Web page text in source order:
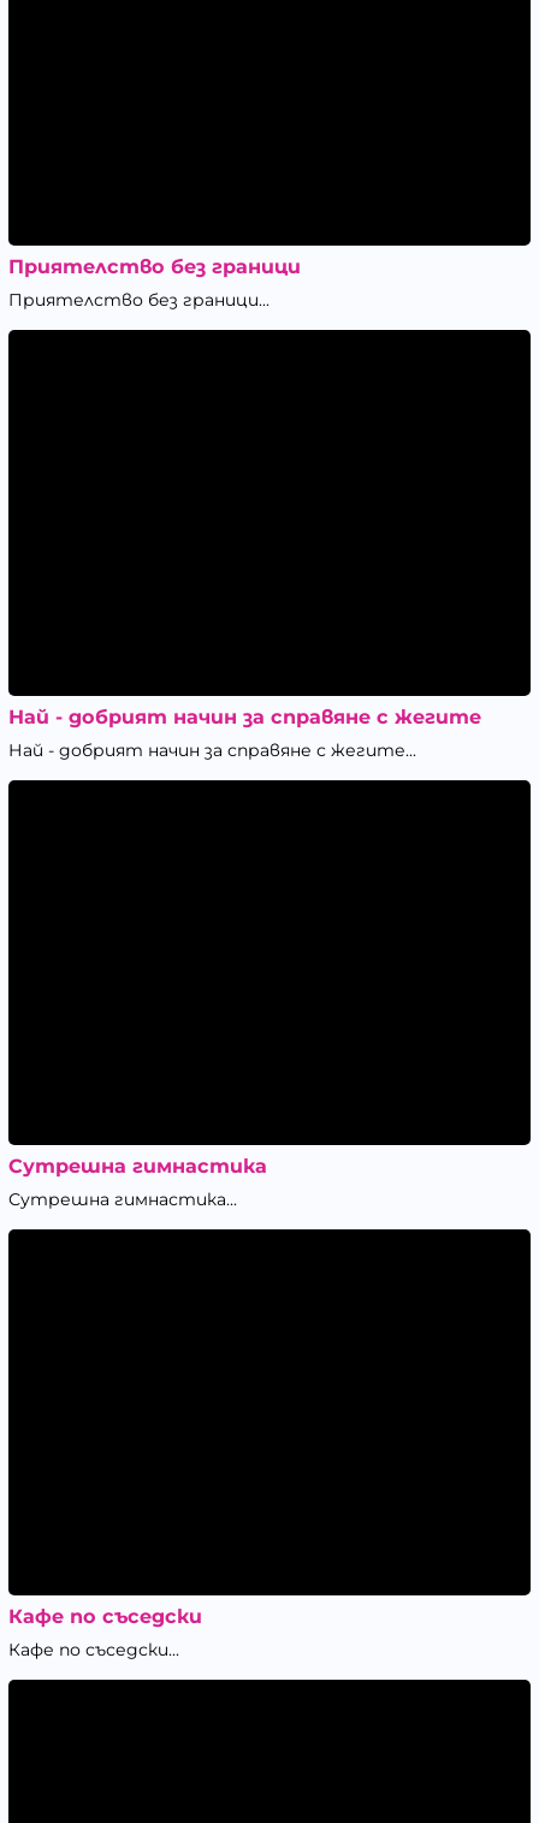
Приятелство без граници
Приятелство без граници...
Най - добрият начин за справяне с жегите
Най - добрият начин за справяне с жегите...
Сутрешна гимнастика
Сутрешна гимнастика...
Кафе по съседски
Кафе по съседски...